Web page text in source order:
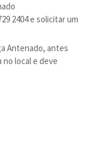
2404 e solicitar um
Antenado, antes
local e deve